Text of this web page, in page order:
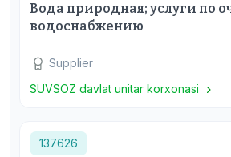
Вода природная; услуги по
водоснабжению
Supplier
SUVSOZ davlat unitar korxonasi
137626